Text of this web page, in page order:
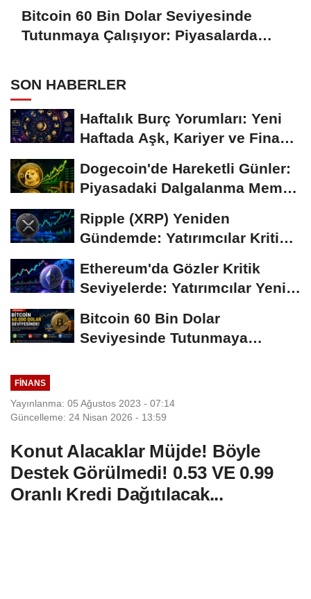
Bitcoin 60 Bin Dolar Seviyesinde
Tutunmaya Çalışıyor: Piyasalarda
SON HABERLER
Haftalık Burç Yorumları: Yeni
Haftada Aşk, Kariyer ve Finans
Dogecoin'de Hareketli Günler:
Piyasadaki Dalgalanma Meme
Ripple (XRP) Yeniden
Gündemde: Yatırımcılar Kritik
Ethereum'da Gözler Kritik
Seviyelerde: Yatırımcılar Yeni
Bitcoin 60 Bin Dolar
Seviyesinde Tutunmaya
FINANS
Yayınlanma: 05 Ağustos 2023 - 07:14
Güncelleme: 24 Nisan 2026 - 13:59
Konut Alacaklar Müjde! Böyle
Destek Görülmedi! 0.53 VE 0.99
Oranlı Kredi Dağıtılacak...